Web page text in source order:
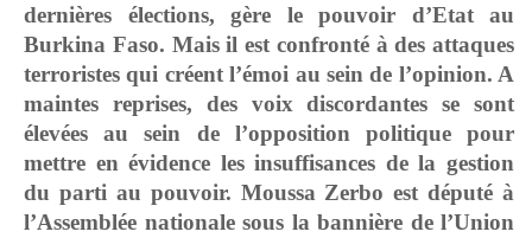
dernières élections, gère le pouvoir d’Etat au
Burkina Faso. Mais il est confronté à des attaques
terroristes qui créent l’émoi au sein de l’opinion. A
maintes reprises, des voix discordantes se sont
élevées au sein de l’opposition politique pour
mettre en évidence les insuffisances de la gestion
du parti au pouvoir. Moussa Zerbo est député à
l’Assemblée nationale sous la bannière de l’Union